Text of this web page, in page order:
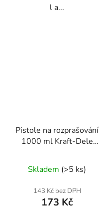
l a...
Pistole na rozprašování
1000 ml Kraft-Dele
Skladem (>5 ks)
143 Kč bez DPH
173 Kč